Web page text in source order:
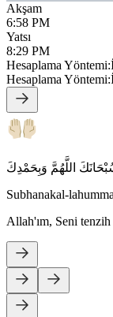
Akşam
6:58 PM
Yatsı
8:29 PM
Hesaplama Yöntemi:
Hesaplama Yöntemi:
اللَّهُمَّ وَبِحَمْدِكَ
Subhanakal-
Allah'ım, Seni